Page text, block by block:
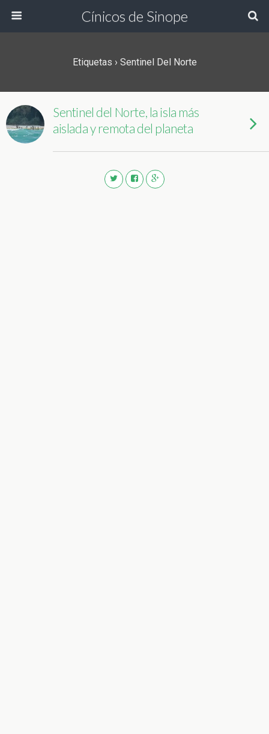
Cínicos de Sinope
Etiquetas › Sentinel Del Norte
Sentinel del Norte, la isla más
aislada y remota del planeta